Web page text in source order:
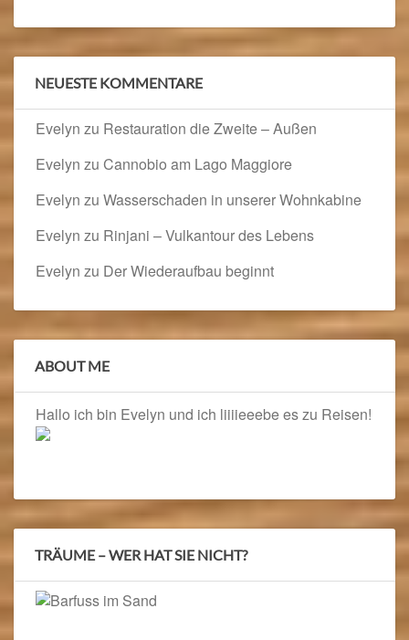
NEUESTE KOMMENTARE
Evelyn zu Restauration die Zweite – Außen
Evelyn zu Cannobio am Lago Maggiore
Evelyn zu Wasserschaden in unserer Wohnkabine
Evelyn zu Rinjani – Vulkantour des Lebens
Evelyn zu Der Wiederaufbau beginnt
ABOUT ME
Hallo ich bin Evelyn und ich liiiieeebe es zu Reisen!
TRÄUME – WER HAT SIE NICHT?